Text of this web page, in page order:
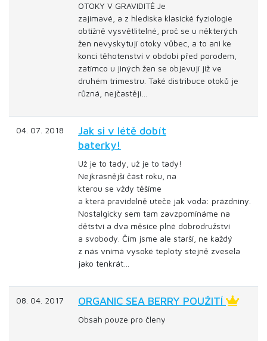
OTOKY V GRAVIDITĚ Je
zajímavé, a z hlediska klasické fyziologie
obtížně vysvětlitelné, proč se u některých
žen nevyskytují otoky vůbec, a to ani ke
konci těhotenství v období před porodem,
zatímco u jiných žen se objevují již ve
druhém trimestru. Také distribuce otoků je
různá, nejčastěji…
04. 07. 2018
Jak si v létě dobít
baterky!
Už je to tady, už je to tady!
Nejkrásnější část roku, na
kterou se vždy těšíme
a která pravidelně uteče jak voda: prázdniny.
Nostalgicky sem tam zavzpomínáme na
dětství a dva měsíce plné dobrodružství
a svobody. Čím jsme ale starší, ne každý
z nás vnímá vysoké teploty stejně zvesela
jako tenkrát…
08. 04. 2017 ORGANIC SEA BERRY POUŽITÍ
Obsah pouze pro členy